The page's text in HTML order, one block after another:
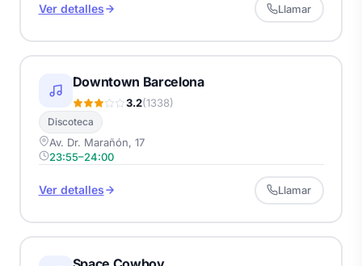
Ver detalles Llamar
Downtown Barcelona
3.2(1338)
Discoteca
Av. Dr. Marañón, 17
23:55–24:00
Ver detalles Llamar